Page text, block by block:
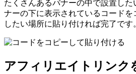
たくさんあるバナーの中で設置し
ナーの下に表示されているコード
したい場所に貼り付ければ完了です
アフィリエイトリンク